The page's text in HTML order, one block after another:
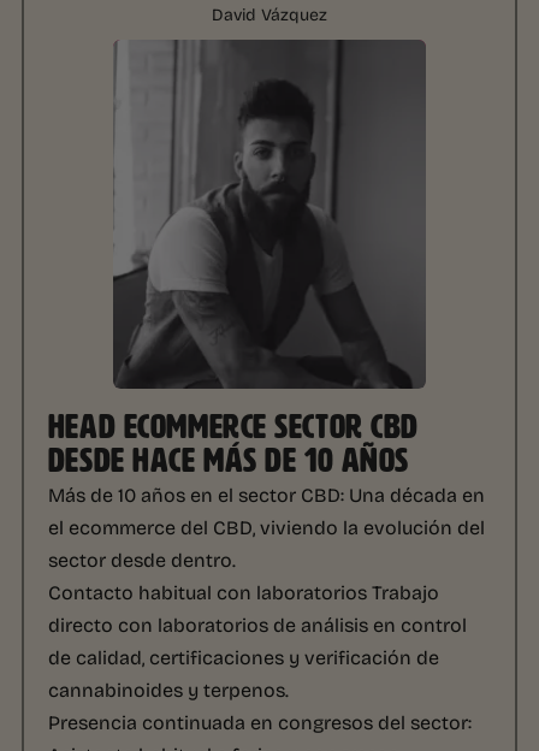
David Vázquez
HEAD ECOMMERCE SECTOR CBD
DESDE HACE MÁS DE 10 AÑOS
Más de 10 años en el sector CBD:Una década en
el ecommerce del CBD, viviendo la evolución del
sector desde dentro.
Contacto habitual con laboratoriosTrabajo
directo con laboratorios de análisis en control
de calidad, certificaciones y verificación de
cannabinoides y terpenos.
Presencia continuada en congresos del sector: